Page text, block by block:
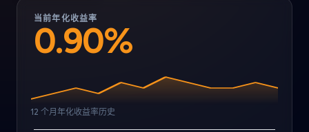
当前年化收益率
0.90%
12 个月年化收益率历史